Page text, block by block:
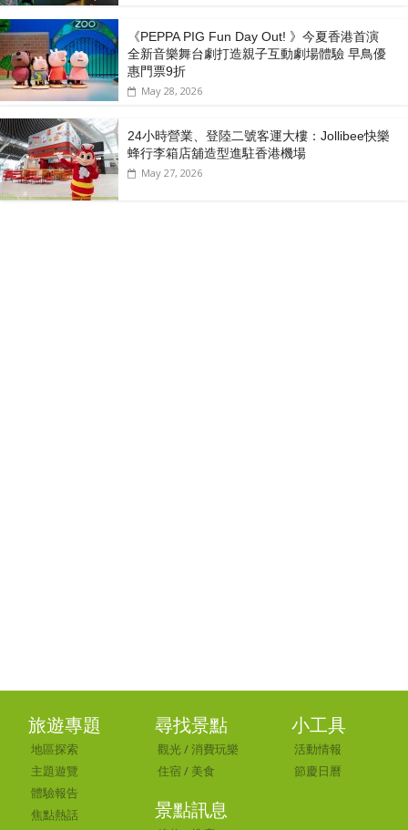
《PEPPA PIG Fun Day Out! 》今夏香港首演
全新音樂舞台劇打造親子互動劇場體驗 早鳥優
惠門票9折
May 28, 2026
24小時營業、登陸二號客運大樓：Jollibee快樂
蜂行李箱店舖造型進駐香港機場
May 27, 2026
旅遊專題
地區探索
主題遊覽
體驗報告
焦點熱話
尋找景點
觀光 /消費玩樂
住宿 / 美食
景點訊息
小工具
活動情報
節慶日曆